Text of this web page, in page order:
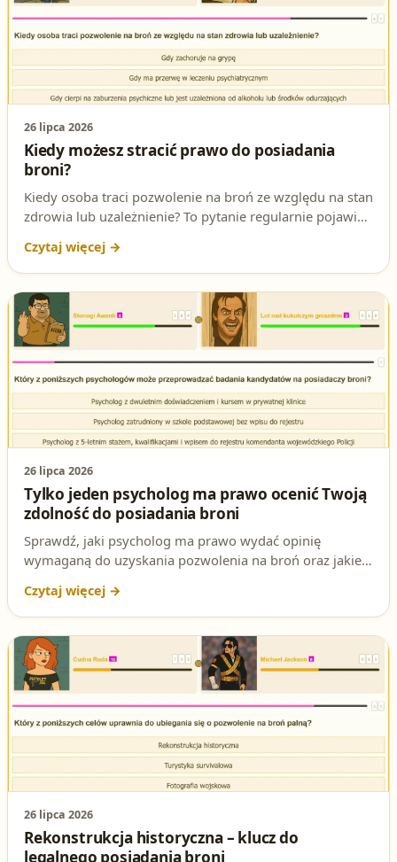
26 lipca 2026
Kiedy możesz stracić prawo do posiadania
broni?
Kiedy osoba traci pozwolenie na broń ze względu na stan
zdrowia lub uzależnienie? To pytanie regularnie pojawia
znajomość art. 18 ust. 1 pkt 2 ustawy o broni i amunicji.
26 lipca 2026
Tylko jeden psycholog ma prawo ocenić Twoją
zdolność do posiadania broni
Sprawdź, jaki psycholog ma prawo wydać opinię
wymaganą do uzyskania pozwolenia na broń oraz jakie
amunicji.
26 lipca 2026
Rekonstrukcja historyczna – klucz do
legalnego posiadania broni